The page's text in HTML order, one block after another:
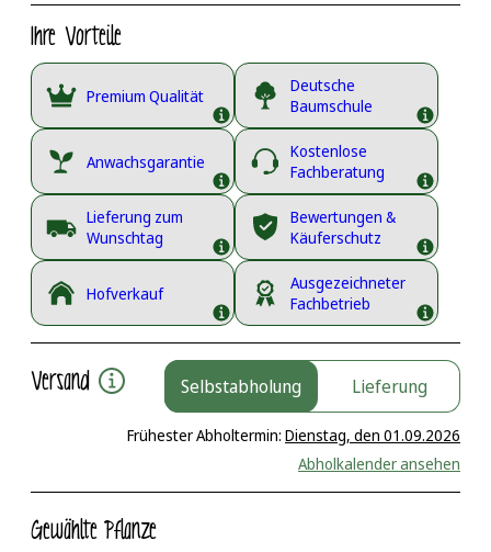
Ihre Vorteile
Premium Qualität
Deutsche
Baumschule
Anwachsgarantie
Kostenlose
Fachberatung
Lieferung zum
Wunschtag
Bewertungen &
Käuferschutz
Hofverkauf
Ausgezeichneter
Fachbetrieb
Versand Selbstabholung Lieferung
Frühester Abholtermin: Dienstag, den 01.09.2026
Abholkalender ansehen
Gewählte Pflanze